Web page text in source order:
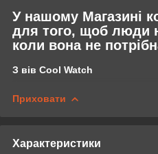
У нашому Магазині
для того, щоб люди
коли вона не
З вів Cool Watch
Приховати
Характеристики